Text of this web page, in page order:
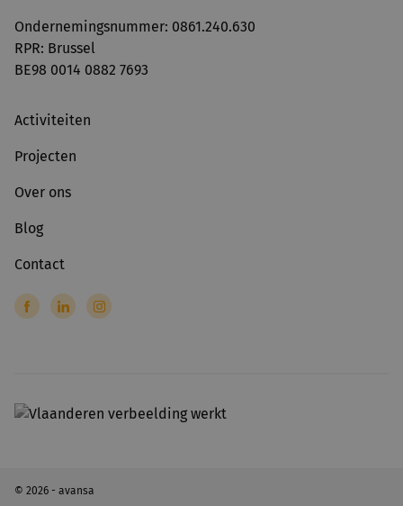
Ondernemingsnummer: 0861.240.630
RPR: Brussel
BE98 0014 0882 7693
Activiteiten
Projecten
Over ons
Blog
Contact
© 2026 - avansa